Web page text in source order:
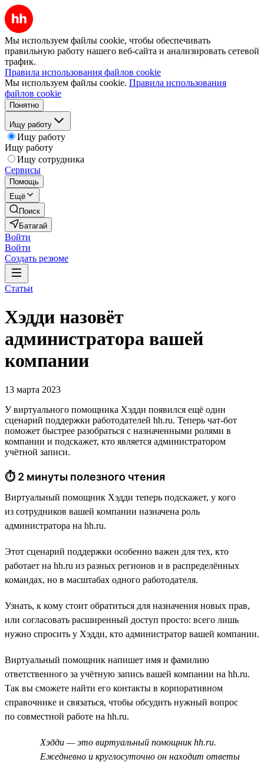
Мы используем файлы cookie, чтобы обеспечивать
правильную работу нашего веб-сайта и анализировать сетевой
трафик.
Правила использования файлов cookie
Мы используем файлы cookie. Правила использования
файлов cookie
Понятно
Ищу работу
Ищу работу
Ищу работу
Ищу сотрудника
Сервисы
Помощь
Ещё
Поиск
Батагай
Войти
Войти
Создать резюме
Статьи
Хэдди назовёт
администратора вашей
компании
13 марта 2023
У виртуального помощника Хэдди появился ещё один
сценарий поддержки работодателей hh.ru. Теперь чат-бот
поможет быстрее разобраться с назначенными ролями в
компании и подскажет, кто является администратором
учётной записи.
⏱ 2 минуты полезного чтения
Виртуальный помощник Хэдди теперь подскажет, у кого
из сотрудников вашей компании назначена роль
администратора на hh.ru.
Этот сценарий поддержки особенно важен для тех, кто
работает на hh.ru из разных регионов и в распределённых
командах, но в масштабах одного работодателя.
Узнать, к кому стоит обратиться для назначения новых прав,
или согласовать расширенный доступ просто: всего лишь
нужно спросить у Хэдди, кто администратор вашей компании.
Виртуальный помощник напишет имя и фамилию
ответственного за учётную запись вашей компании на hh.ru.
Так вы сможете найти его контакты в корпоративном
справочнике и связаться, чтобы обсудить нужный вопрос
по совместной работе на hh.ru.
Хэдди — это виртуальный помощник hh.ru.
Ежедневно и круглосуточно он находит ответы